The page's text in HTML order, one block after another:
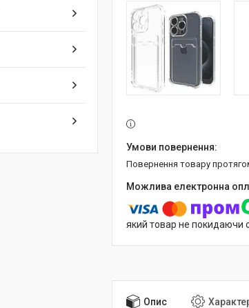
повернення товару
який товар не покидаючи
Опис